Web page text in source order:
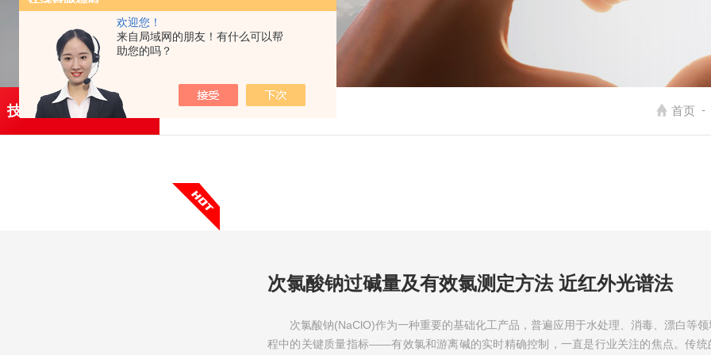
欢迎您！
来自局域网的朋友！有什么可以帮
助您的吗？
首页 -
技术文章
次氯酸钠过碱量及有效氯测定方法 近红外光谱法
次氯酸钠(NaClO)作为一种重要的基础化工产品，普遍应用于水处理、消毒、漂白等
程中的关键质量指标——有效氯和游离碱的实时精确控制，一直是行业关注的焦点。传统